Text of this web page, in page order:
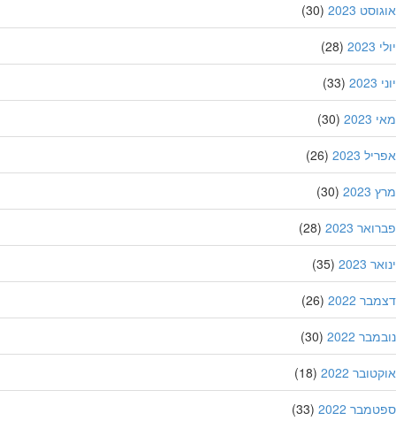
2023
(30)
(28)
(33)
(30)
2023
(26)
(30)
2023
(28)
2023
(35)
2022
(26)
2022
(30)
2022
(18)
2022
(33)